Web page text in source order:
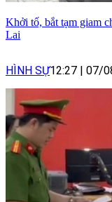
Khởi tố, bắt tạm giam
Lai
HÌNH SỰ12:27 | 07/